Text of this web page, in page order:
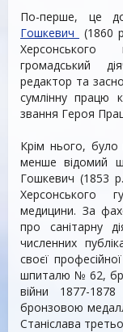
По-перше, це
Гошкевич
(1860
Херсонського
громадський
редактор та
сумлінну працю
звання Героя
Крім нього,
менше відомий
Гошкевич (1853
Херсонського
медицини. За
про санітарну
численних
своєї
шпиталю № 62,
війни 1877-
бронзовою
Станіслава